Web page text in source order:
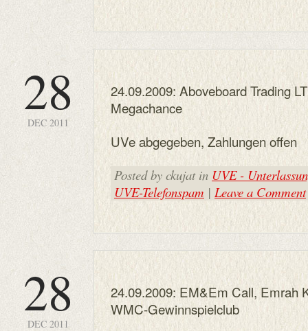
28
DEC 2011
24.09.2009: Aboveboard Trading
Megachance
UVe abgegeben, Zahlungen offen
Posted by ckujat in UVE -
UVE-Telefonspam | Leave a Comment
28
DEC 2011
24.09.2009: EM&Em Call, Emrah
WMC-Gewinnspielclub